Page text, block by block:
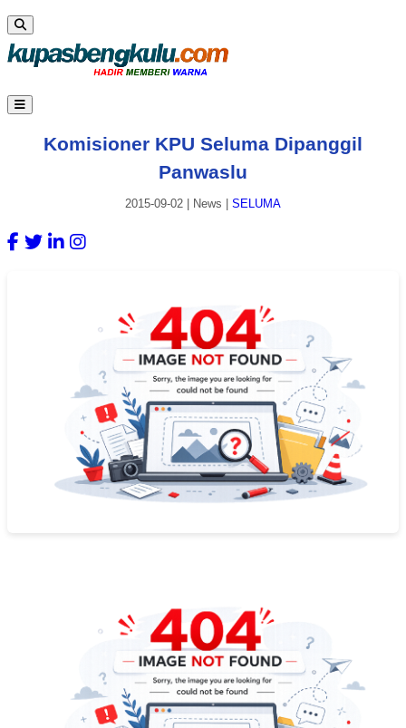
Komisioner KPU Seluma Dipanggil
Panwaslu
2015-09-02 News SELUMA